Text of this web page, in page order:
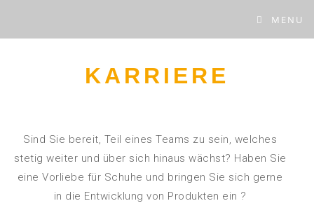
MENU
KARRIERE
Sind Sie bereit, Teil eines Teams zu sein, welches
stetig weiter und über sich hinaus wächst? Haben Sie
eine Vorliebe für Schuhe und bringen Sie sich gerne
in die Entwicklung von Produkten ein ?